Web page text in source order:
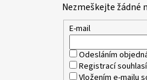
Nezmeškejte žádné
E-mail
Odesláním
Registrací
Vložením e-mailu